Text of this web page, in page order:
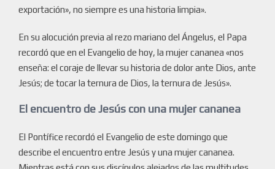
exportación», no siempre es una historia limpia».
En su alocución previa al rezo mariano del Ángelus, el Papa
recordó que en el Evangelio de hoy, la mujer cananea «nos
enseña: el coraje de llevar su historia de dolor ante Dios, ante
Jesús; de tocar la ternura de Dios, la ternura de Jesús».
El encuentro de Jesús con una mujer cananea
El Pontífice recordó el Evangelio de este domingo que
describe el encuentro entre Jesús y una mujer cananea.